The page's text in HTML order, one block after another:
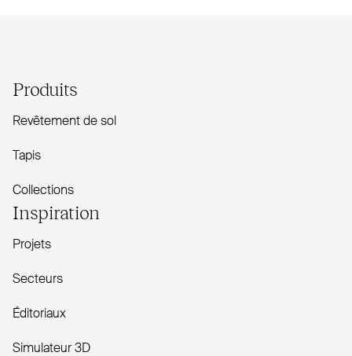
Produits
Revêtement de sol
Tapis
Collections
Inspiration
Projets
Secteurs
Éditoriaux
Simulateur 3D